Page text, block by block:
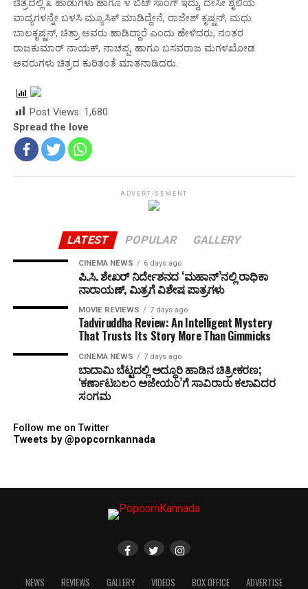
ಚಿತ್ರದಲ್ಲಿ ೩ ಹಾಡುಗಳು ಹಾಗೂ ೪ ಬಿಟ್ ಸಾಂಗ್ ಇದ್ದು, ದೇಸೀ ಶೈಲಿಯ
ವಾದ್ಯಗಳನ್ನೇ ಬಳಸಿ ಮ್ಯೂಸಿಕ್ ಮಾಡಿದ್ದೇನೆ, ರಾಜೇಶ್ ಕೃಷ್ಣನ್, ಮಧು
ಬಾಲಕೃಷ್ಣನ್, ಚಿತ್ರಾ ಅವರು ಹಾಡಿದ್ದಾರೆ ಎಂದು ಹೇಳಿದರು, ನಂತರ
ರಾಜಕುಮಾರ್ ನಾಯಕ್, ನಾಚಪ್ಪ, ಹಾಗೂ ಬಸವರಾಜ ಮಗಳಖೋಡ
ಅವರುಗಳು ಚಿತ್ರದ ಕುರಿತಂತೆ ಮಾತನಾಡಿದರು.
Post Views: 1,680
Spread the love
ADVERTISEMENT
LATEST POPULAR GALLERY
CINEMA NEWS 6 days ago
ಪಿ.ಸಿ. ಶೇಖರ್ ನಿರ್ದೇಶನದ ‘ಮಹಾನ್’ನಲ್ಲಿ ರಾಧಿಕಾ
ನಾರಾಯಣ್, ಮಿತ್ರಗೆ ವಿಶೇಷ ಪಾತ್ರಗಳು
MOVIE REVIEWS 7 days ago
Tadviruddha Review: An Intelligent Mystery
That Trusts Its Story More Than Gimmicks
CINEMA NEWS 7 days ago
ಬಾದಾಮಿ ಬೆಟ್ಟದಲ್ಲಿ ಅದ್ಧೂರಿ ಹಾಡಿನ ಚಿತ್ರೀಕರಣ;
‘ಕರ್ಣಾಟಬಲಂ ಅಜೇಯಂ’ಗೆ ಸಾವಿರಾರು ಕಲಾವಿದರ
ಸಂಗಮ
Follow me on Twitter
Tweets by @popcornkannada
NEWS REVIEWS GALLERY VIDEOS BOX OFFICE ADVERTISE